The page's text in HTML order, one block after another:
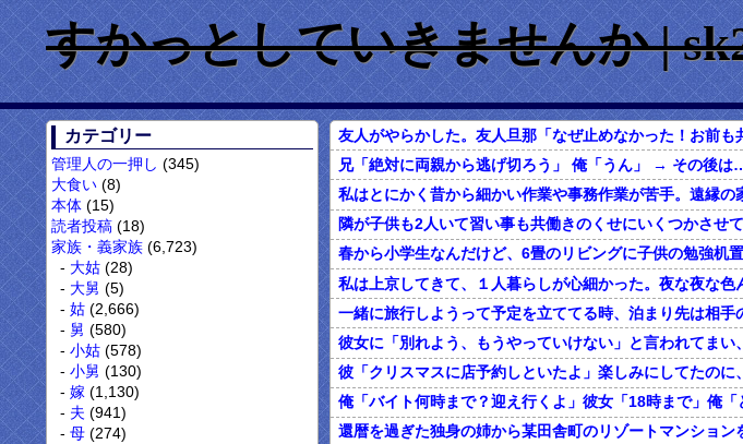
すかっとしていきませんか |
カテゴリー
管理人の一押し (345)
大食い (8)
本体 (15)
読者投稿 (18)
家族・義家族 (6,723)
大姑(28)
大舅 (5)
姑(2,666)
舅 (580)
小姑(578)
小舅 (130)
嫁(1,130)
夫 (941)
母(274)
兄「絶対に両親から逃げ切ろう」 俺「うん」 → その後は